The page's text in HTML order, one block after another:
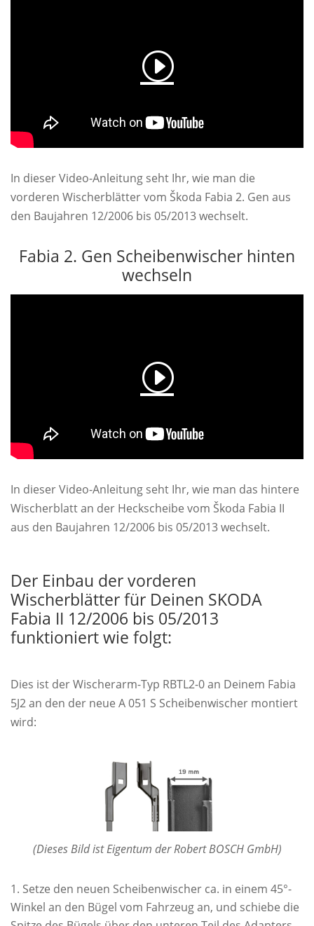
In dieser Video-Anleitung seht Ihr, wie man die
vorderen Wischerblätter vom Škoda Fabia 2. Gen aus
den Baujahren 12/2006 bis 05/2013 wechselt.
Fabia 2. Gen Scheibenwischer hinten
wechseln
In dieser Video-Anleitung seht Ihr, wie man das hintere
Wischerblatt an der Heckscheibe vom Škoda Fabia II
aus den Baujahren 12/2006 bis 05/2013 wechselt.
Der Einbau der vorderen
Wischerblätter für Deinen SKODA
Fabia II 12/2006 bis 05/2013
funktioniert wie folgt:
Dies ist der Wischerarm-Typ RBTL2-0 an Deinem Fabia
5J2 an den der neue A 051 S Scheibenwischer montiert
wird:
(Dieses Bild ist Eigentum der Robert BOSCH GmbH)
Setze den neuen Scheibenwischer ca. in einem 45°-
Winkel an den Bügel vom Fahrzeug an, und schiebe die